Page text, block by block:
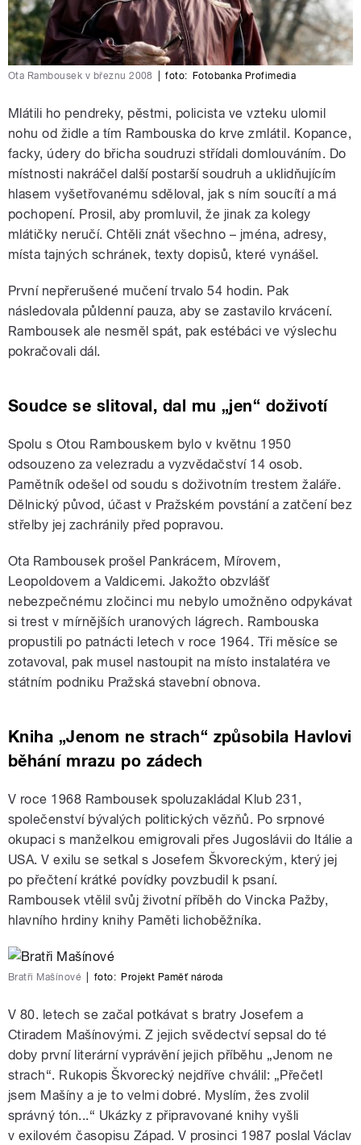
Ota Rambousek v březnu 2008 foto: Fotobanka Profimedia
Mlátili ho pendreky, pěstmi, policista ve vzteku ulomil
nohu od židle a tím Rambouska do krve zmlátil. Kopance,
facky, údery do břicha soudruzi střídali domlouváním. Do
místnosti nakráčel další postarší soudruh a uklidňujícím
hlasem vyšetřovanému sděloval, jak s ním soucítí a má
pochopení. Prosil, aby promluvil, že jinak za kolegy
mlátičky neručí. Chtěli znát všechno – jména, adresy,
místa tajných schránek, texty dopisů, které vynášel.
První nepřerušené mučení trvalo 54 hodin. Pak
následovala půldenní pauza, aby se zastavilo krvácení.
Rambousek ale nesměl spát, pak estébáci ve výslechu
pokračovali dál.
Soudce se slitoval, dal mu „jen“ doživotí
Spolu s Otou Rambouskem bylo v květnu 1950
odsouzeno za velezradu a vyzvědačství 14 osob.
Pamětník odešel od soudu s doživotním trestem žaláře.
Dělnický původ, účast v Pražském povstání a zatčení bez
střelby jej zachránily před popravou.
Ota Rambousek prošel Pankrácem, Mírovem,
Leopoldovem a Valdicemi. Jakožto obzvlášť
nebezpečnému zločinci mu nebylo umožněno odpykávat
si trest v mírnějších uranových lágrech. Rambouska
propustili po patnácti letech v roce 1964. Tři měsíce se
zotavoval, pak musel nastoupit na místo instalatéra ve
státním podniku Pražská stavební obnova.
Kniha „Jenom ne strach“ způsobila Havlovi
běhání mrazu po zádech
V roce 1968 Rambousek spoluzakládal Klub 231,
společenství bývalých politických vězňů. Po srpnové
okupaci s manželkou emigrovali přes Jugoslávii do Itálie a
USA. V exilu se setkal s Josefem Škvoreckým, který jej
po přečtení krátké povídky povzbudil k psaní.
Rambousek vtělil svůj životní příběh do Vincka Pažby,
hlavního hrdiny knihy Paměti lichoběžníka.
Bratři Mašínové foto: Projekt Paměť národa
V 80. letech se začal potkávat s bratry Josefem a
Ctiradem Mašínovými. Z jejich svědectví sepsal do té
doby první literární vyprávění jejich příběhu „Jenom ne
strach“. Rukopis Škvorecký nejdříve chválil: „Přečetl
jsem Mašíny a je to velmi dobré. Myslím, žes zvolil
správný tón...“ Ukázky z připravované knihy vyšli
v exilovém časopisu Západ. V prosinci 1987 poslal Václav